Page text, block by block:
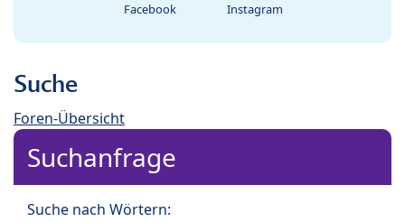
Facebook Instagram
Suche
Foren-Übersicht
Suchanfrage
Suche nach Wörtern: